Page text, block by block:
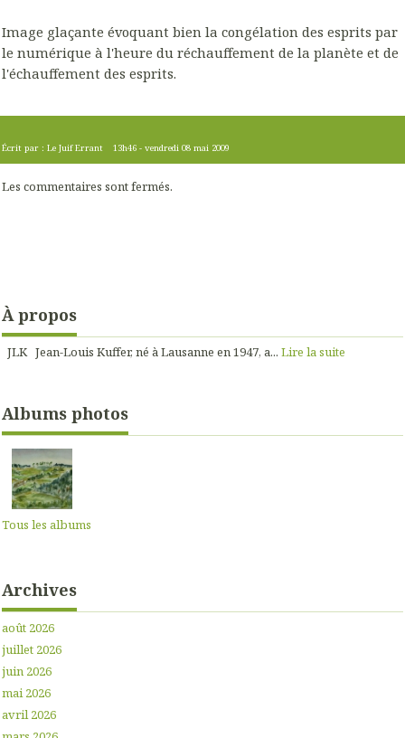
Image glaçante évoquant bien la congélation des esprits par
le numérique à l'heure du réchauffement de la planète et de
l'échauffement des esprits.
Écrit par : Le Juif Errant 13h46 -vendredi 08 mai 2009
Les commentaires sont fermés.
À propos
JLK Jean-Louis Kuffer, né à Lausanne en 1947, a... Lire la suite
Albums photos
Tous les albums
Archives
août 2026
juillet 2026
juin 2026
mai 2026
avril 2026